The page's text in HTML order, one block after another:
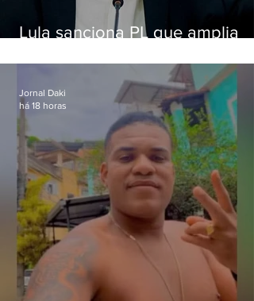
Lula sanciona PL que amplia
crianças
Jornal Daki
há 18 horas